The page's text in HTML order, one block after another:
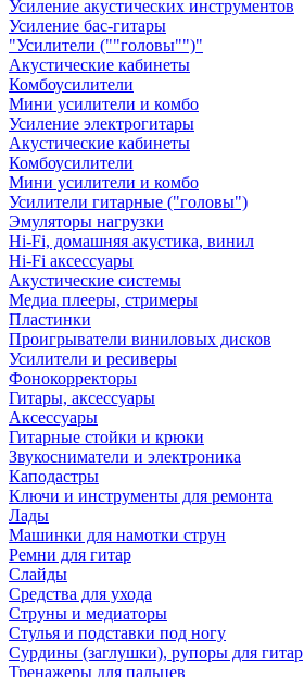
Усиление акустических инструментов
Усиление бас-гитары
"Усилители (""головы"")"
Акустические кабинеты
Комбоусилители
Мини усилители и комбо
Усиление электрогитары
Акустические кабинеты
Комбоусилители
Мини усилители и комбо
Усилители гитарные ("головы")
Эмуляторы нагрузки
Hi-Fi, домашняя акустика, винил
Hi-Fi аксессуары
Акустические системы
Медиа плееры, стримеры
Пластинки
Проигрыватели виниловых дисков
Усилители и ресиверы
Фонокорректоры
Гитары, аксессуары
Аксессуары
Гитарные стойки и крюки
Звукосниматели и электроника
Каподастры
Ключи и инструменты для ремонта
Лады
Машинки для намотки струн
Ремни для гитар
Слайды
Средства для ухода
Струны и медиаторы
Стулья и подставки под ногу
Сурдины (заглушки), рупоры для гитар
Тренажеры для пальцев